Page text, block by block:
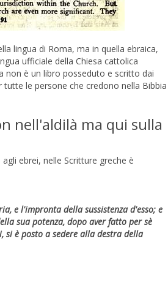
lingua di Roma, ma in quella ebraica,
ufficiale della Chiesa cattolica
non è un libro posseduto e scritto dai
le persone che credono nella Bibbia
nell'aldilà ma qui sulla
ebrei, nelle Scritture greche è
e l'impronta della sussistenza d'esso; e
sua potenza, dopo aver fatto per sè
si è posto a sedere alla destra della